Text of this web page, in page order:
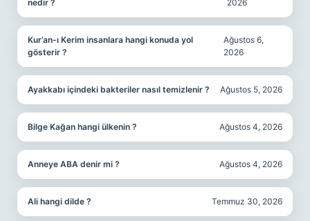
nedir ?
2026
Kur’an-ı Kerim insanlara hangi konuda yol
gösterir ?
Ağustos 6,
2026
Ayakkabı içindeki bakteriler nasıl temizlenir ? Ağustos 5, 2026
Bilge Kağan hangi ülkenin ? Ağustos 4, 2026
Anneye ABA denir mi ? Ağustos 4, 2026
Ali hangi dilde ? Temmuz 30, 2026